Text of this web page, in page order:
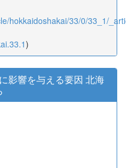
hokkaidoshakai/33/0/33_1/
)
影響を与える要因 北海